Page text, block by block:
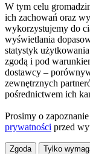
W tym celu
ich zachowań oraz
wykorzystujemy do
wyświetlania
statystyk
zgodą i pod
dostawcy –
zewnętrznych
pośrednictwem ich
Prosimy o
prywatności przed
Zgoda Tylko